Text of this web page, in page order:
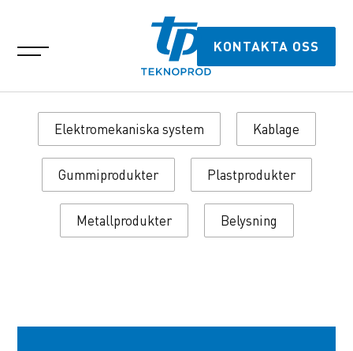
KONTAKTA OSS
Elektromekaniska system Kablage
Gummiprodukter Plastprodukter
Metallprodukter Belysning